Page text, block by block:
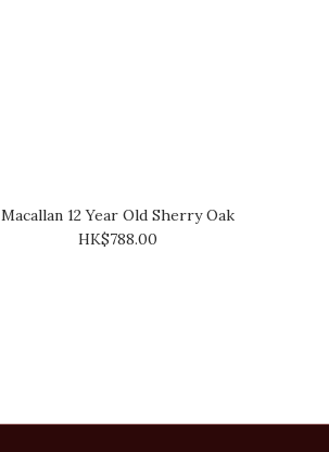
Macallan 12 Year Old Sherry Oak
HK$788.00